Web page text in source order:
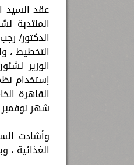
عقد السيد
المنتدبة
الدكتور/
التخطيط ،
الوزير
إستخدام
شهر نوفمبر
وأشادت
الغذائية ،